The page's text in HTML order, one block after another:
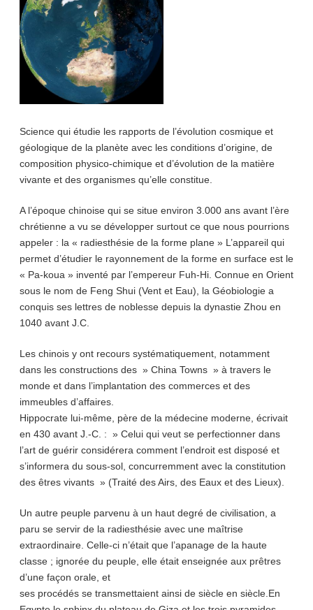
Science qui étudie les rapports de l’évolution cosmique et
géologique de la planète avec les conditions d’origine, de
composition physico-chimique et d’évolution de la matière
vivante et des organismes qu’elle constitue.
A l’époque chinoise qui se situe environ 3.000 ans avant l’ère
chrétienne a vu se développer surtout ce que nous pourrions
appeler : la « radiesthésie de la forme plane » L’appareil qui
permet d’étudier le rayonnement de la forme en surface est le
« Pa-koua » inventé par l’empereur Fuh-Hi. Connue en Orient
sous le nom de Feng Shui (Vent et Eau), la Géobiologie a
conquis ses lettres de noblesse depuis la dynastie Zhou en
1040 avant J.C.
Les chinois y ont recours systématiquement, notamment
dans les constructions des » China Towns » à travers le
monde et dans l’implantation des commerces et des
immeubles d’affaires.
Hippocrate lui-même, père de la médecine moderne, écrivait
en 430 avant J.-C. : » Celui qui veut se perfectionner dans
l’art de guérir considérera comment l’endroit est disposé et
s’informera du sous-sol, concurremment avec la constitution
des êtres vivants » (Traité des Airs, des Eaux et des Lieux).
Un autre peuple parvenu à un haut degré de civilisation, a
paru se servir de la radiesthésie avec une maîtrise
extraordinaire. Celle-ci n’était que l’apanage de la haute
classe ; ignorée du peuple, elle était enseignée aux prêtres
d’une façon orale, et
ses procédés se transmettaient ainsi de siècle en siècle.En